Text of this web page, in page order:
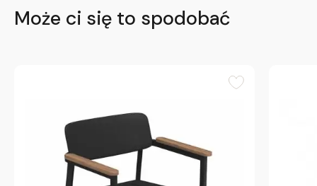
Może ci się to spodobać